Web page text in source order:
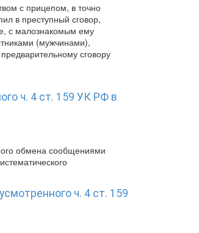
с прицепом, в точно
в преступный сговор,
с малознакомым ему
(мужчинами),
сговору
ч. 4 ст. 159 УК РФ в
обмена сообщениями
ч. 4 ст. 159